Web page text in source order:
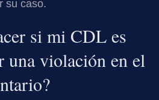
su caso.
si mi CDL es
una violación en el